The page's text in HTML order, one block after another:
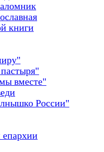
книги
вместе"
России"